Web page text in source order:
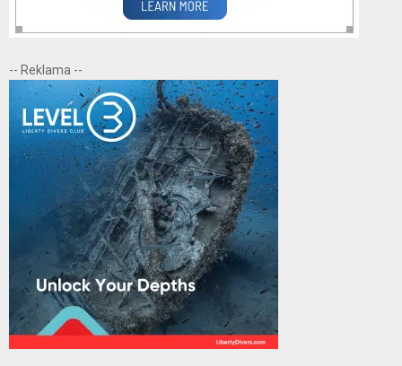
-- Reklama --